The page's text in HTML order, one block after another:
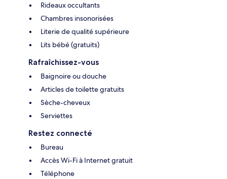
Rideaux occultants
Chambres insonorisées
Literie de qualité supérieure
Lits bébé (gratuits)
Rafraîchissez-vous
Baignoire ou douche
Articles de toilette gratuits
Sèche-cheveux
Serviettes
Restez connecté
Bureau
Accès Wi-Fi à Internet gratuit
Téléphone